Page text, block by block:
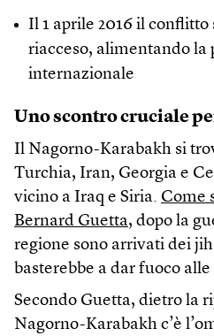
Il 1 aprile 2016 il
riacceso, alimentando la
internazionale
Uno scontro cruciale
Il Nagorno-Karabakh si
Turchia, Iran, Georgia e
vicino a Iraq e Siria. Come
Bernard Guetta, dopo la
regione sono arrivati dei
basterebbe a dar fuoco
Secondo Guetta, dietro la
Nagorno-Karabakh c’è